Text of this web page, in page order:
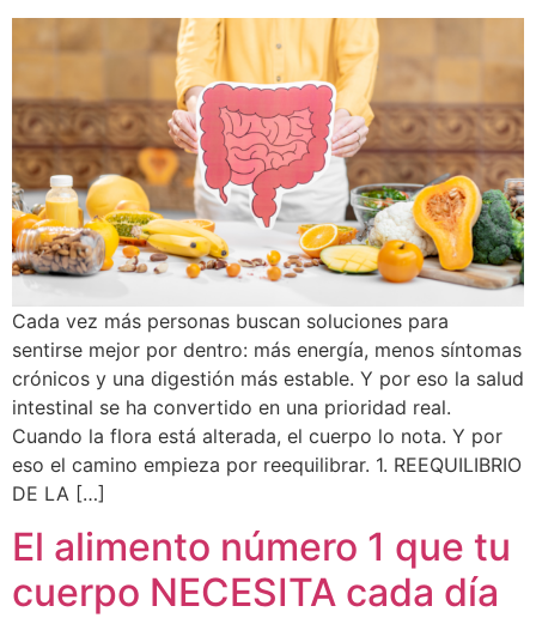
Cada vez más personas buscan soluciones para
sentirse mejor por dentro: más energía, menos síntomas
crónicos y una digestión más estable. Y por eso la salud
intestinal se ha convertido en una prioridad real.
Cuando la flora está alterada, el cuerpo lo nota. Y por
eso el camino empieza por reequilibrar. 1. REEQUILIBRIO
DE LA […]
El alimento número 1 que tu
cuerpo NECESITA cada día